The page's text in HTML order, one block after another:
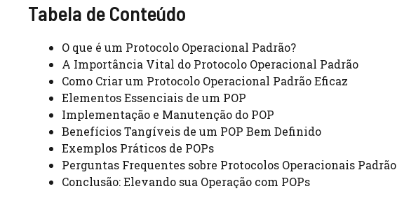
Tabela de Conteúdo
O que é um Protocolo Operacional Padrão?
A Importância Vital do Protocolo Operacional Padrão
Como Criar um Protocolo Operacional Padrão Eficaz
Elementos Essenciais de um POP
Implementação e Manutenção do POP
Benefícios Tangíveis de um POP Bem Definido
Exemplos Práticos de POPs
Perguntas Frequentes sobre Protocolos Operacionais Padrão
Conclusão: Elevando sua Operação com POPs